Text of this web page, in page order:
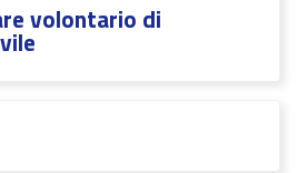
volontario di